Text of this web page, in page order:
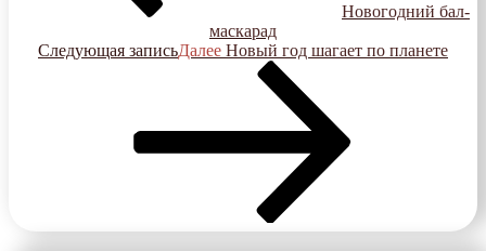
Новогодний бал-
маскарад
Следующая записьДалее Новый год шагает по планете